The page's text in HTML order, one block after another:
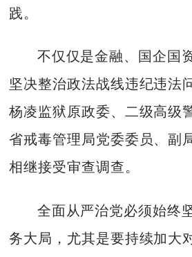
践。
不仅仅是金融、国企国
坚决整治政法战线违纪违
杨凌监狱原政委、二级高级
省戒毒管理局党委委员、副
相继接受审查调查。
全面从严治党必须始终
务大局，尤其是要持续加大